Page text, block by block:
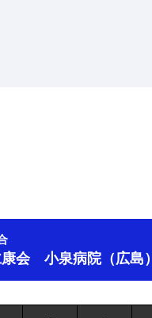
会 小泉病院（広島）